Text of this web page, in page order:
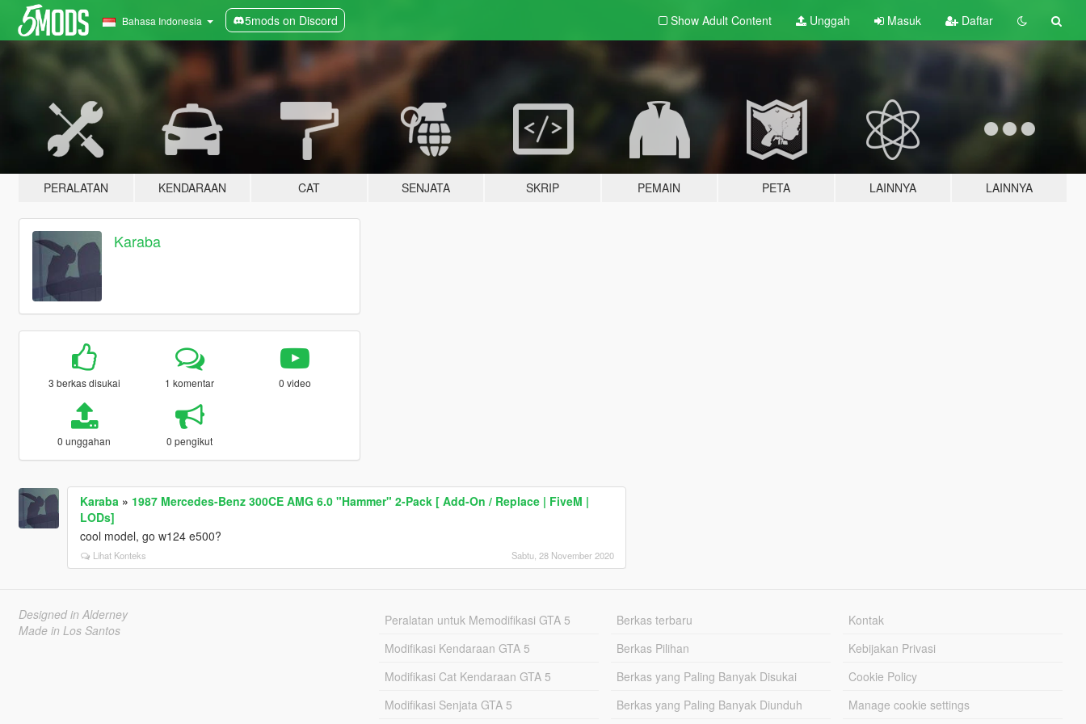
Bahasa Indonesia 5mods on Discord Show Adult Content Unggah Masuk Daftar
PERALATAN KENDARAAN CAT SENJATA SKRIP PEMAIN PETA LAINNYA LAINNYA
Karaba
3 berkas disukai 1 komentar 0 video
0 unggahan 0 pengikut
Karaba » 1987 Mercedes-Benz 300CE AMG 6.0 "Hammer" 2-Pack [ Add-On / Replace | FiveM |
LODs]
cool model, go w124 e500?
Lihat Konteks Sabtu, 28 November 2020
Designed in Alderney
Made in Los Santos
Peralatan untuk Memodifikasi GTA 5
Modifikasi Kendaraan GTA 5
Modifikasi Cat Kendaraan GTA 5
Modifikasi Senjata GTA 5
Berkas terbaru
Berkas Pilihan
Berkas yang Paling Banyak Disukai
Berkas yang Paling Banyak Diunduh
Kontak
Kebijakan Privasi
Cookie Policy
Manage cookie settings